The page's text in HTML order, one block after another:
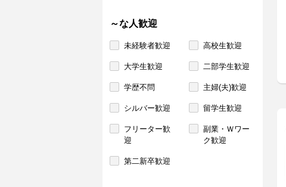
～な人歓迎
未経験者歓迎 高校生歓迎
大学生歓迎 二部学生歓迎
学歴不問 主婦(夫)歓迎
シルバー歓迎 留学生歓迎
フリーター歓
迎
副業・Ｗワー
ク歓迎
第二新卒歓迎